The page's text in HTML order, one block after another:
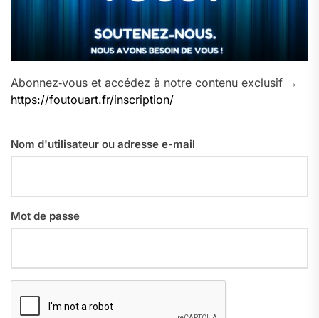
Abonnez‑vous et accédez à notre contenu exclusif →
https://foutouart.fr/inscription/
Nom d'utilisateur ou adresse e-mail
Mot de passe